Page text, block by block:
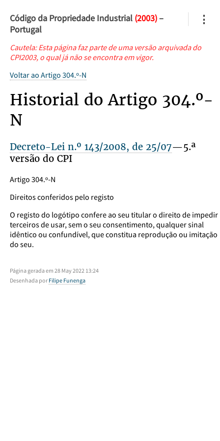
Código da Propriedade Industrial (2003)–
Portugal
⋮
Cautela: Esta página faz parte de uma versão arquivada do
CPI2003, o qual já não se encontra em vigor.
Voltar ao Artigo 304.º-N
Historial do Artigo 304.º-
N
Decreto-Lei n.º 143/2008, de 25/07—5.ª
versão do CPI
Artigo 304.º-N
Direitos conferidos pelo registo
O registo do logótipo confere ao seu titular o direito de impedir
terceiros de usar, sem o seu consentimento, qualquer sinal
idêntico ou confundível, que constitua reprodução ou imitação
do seu.
Página gerada em 28 May 2022 13:24
Desenhada por Filipe Funenga